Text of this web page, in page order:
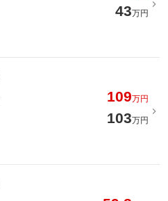
43万円
109万円
103万円